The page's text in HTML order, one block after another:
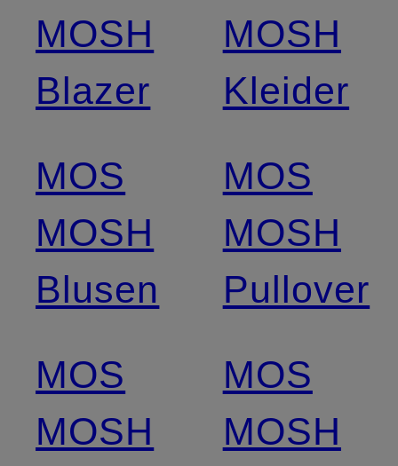
MOSH
Blazer
MOS
MOSH
Blusen
MOS
MOSH
MOSH
Kleider
MOS
MOSH
Pullover
MOS
MOSH